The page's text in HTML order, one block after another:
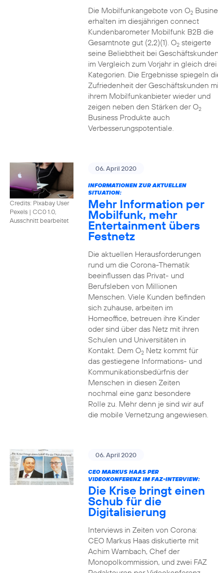
Die Mobilfunkangebote von O2
erhalten im diesjährigen connect
Kundenbarometer Mobilfunk B2B die
Gesamtnote gut (2,2)(1). O2steigerte
seine Beliebtheit bei
im Vergleich zum Vorjahr in gleich drei
Kategorien. Die Ergebnisse spiegeln
Zufriedenheit der Geschäftskunden
ihrem Mobilfunkanbieter wieder und
zeigen neben den Stärken der O2
Business Produkte auch
Verbesserungspotentiale.
Credits: Pixabay User
Pexels | CC0 1.0,
Ausschnitt bearbeitet
06. April 2020
INFORMATIONEN ZUR AKTUELLEN
SITUATION:
Mehr Information per
Mobilfunk, mehr
Entertainment übers
Festnetz
Die aktuellen Herausforderungen
rund um die Corona-Thematik
beeinflussen das Privat- und
Berufsleben von Millionen
Menschen. Viele Kunden befinden
sich zuhause, arbeiten im
Homeoffice, betreuen ihre Kinder
oder sind über das Netz mit ihren
Schulen und Universitäten in
Kontakt. Dem O2Netz kommt für
das gestiegene Informations- und
Kommuni­ka­tions­bedürfnis­ der
Menschen in diesen Zeiten
nochmal eine ganz besondere
Rolle zu. Mehr denn je sind wir auf
die mobile Vernetzung angewiesen.
06. April 2020
CEO MARKUS HAAS PER
VIDEOKONFERENZ IM FAZ-INTERVIEW:
Die Krise bringt einen
Schub für die
Digitalisierung
Interviews in Zeiten von Corona:
CEO Markus Haas diskutierte mit
Achim Wambach, Chef der
Monopolkommission, und zwei FAZ